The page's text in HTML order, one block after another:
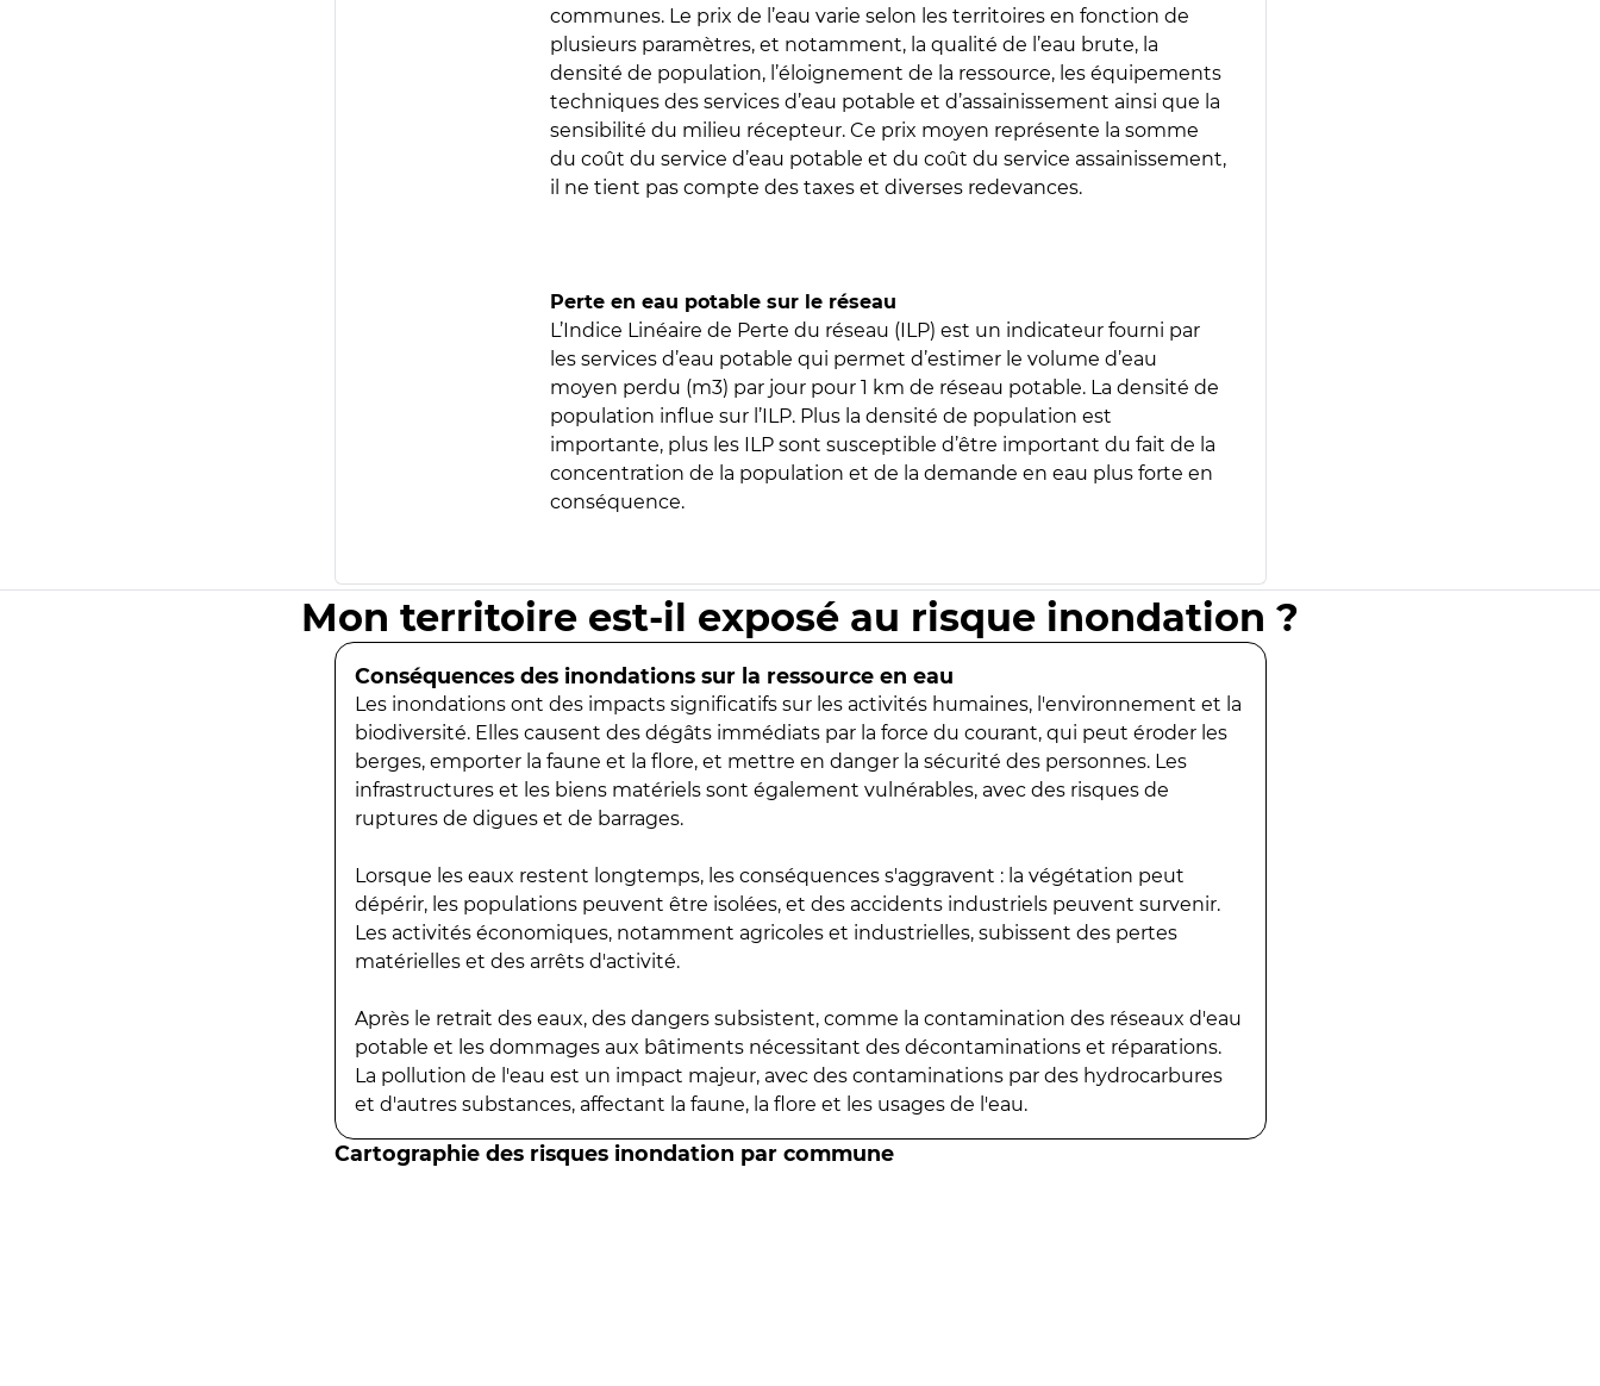
communes. Le prix de l’eau varie selon les territoires en fonction de
plusieurs paramètres, et notamment, la qualité de l’eau brute, la
densité de population, l’éloignement de la ressource, les équipements
techniques des services d’eau potable et d’assainissement ainsi que la
sensibilité du milieu récepteur. Ce prix moyen représente la somme
du coût du service d’eau potable et du coût du service assainissement,
il ne tient pas compte des taxes et diverses redevances.
Perte en eau potable sur le réseau
L’Indice Linéaire de Perte du réseau (ILP) est un indicateur fourni par
les services d’eau potable qui permet d’estimer le volume d’eau
moyen perdu (m3) par jour pour 1 km de réseau potable. La densité de
population influe sur l’ILP. Plus la densité de population est
importante, plus les ILP sont susceptible d’être important du fait de la
concentration de la population et de la demande en eau plus forte en
conséquence.
Mon territoire est-il exposé au risque inondation ?
Conséquences des inondations sur la ressource en eau
Les inondations ont des impacts significatifs sur les activités humaines, l'environnement et la
biodiversité. Elles causent des dégâts immédiats par la force du courant, qui peut éroder les
berges, emporter la faune et la flore, et mettre en danger la sécurité des personnes. Les
infrastructures et les biens matériels sont également vulnérables, avec des risques de
ruptures de digues et de barrages.
Lorsque les eaux restent longtemps, les conséquences s'aggravent : la végétation peut
dépérir, les populations peuvent être isolées, et des accidents industriels peuvent survenir.
Les activités économiques, notamment agricoles et industrielles, subissent des pertes
matérielles et des arrêts d'activité.
Après le retrait des eaux, des dangers subsistent, comme la contamination des réseaux d'eau
potable et les dommages aux bâtiments nécessitant des décontaminations et réparations.
La pollution de l'eau est un impact majeur, avec des contaminations par des hydrocarbures
et d'autres substances, affectant la faune, la flore et les usages de l'eau.
Cartographie des risques inondation par commune